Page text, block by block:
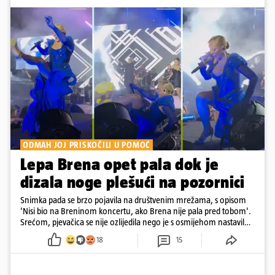
ODMAH JOJ PRISKOČILI U POMOĆ
Lepa Brena opet pala dok je
dizala noge plešući na pozornici
Snimka pada se brzo pojavila na društvenim mrežama, s opisom
'Nisi bio na Breninom koncertu, ako Brena nije pala pred tobom'.
Srećom, pjevačica se nije ozlijedila nego je s osmijehom nastavila
18 15